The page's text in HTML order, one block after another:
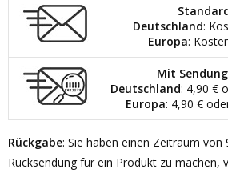
Deutschland:
Europa:
Mit
Deutschland: 4,90 €
Europa: 4,90 €
Rückgabe: Sie haben einen Zeitraum von
Rücksendung für ein Produkt zu machen,